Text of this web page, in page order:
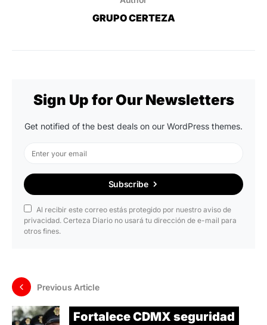
GRUPO CERTEZA
Sign Up for Our Newsletters
Get notified of the best deals on our WordPress themes.
Subscribe
Al recibir este correo estás protegido por nuestro aviso de
privacidad. Certeza Diario no usará tu dirección de e-mail para
otros fines.
Previous Article
Fortalece CDMX seguridad